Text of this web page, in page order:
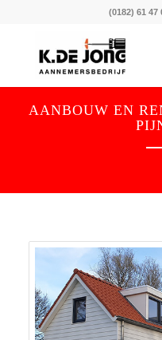
(0182) 61 47
AANBOUW EN